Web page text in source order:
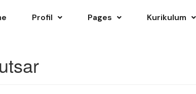
Profil Pages Kurikulum